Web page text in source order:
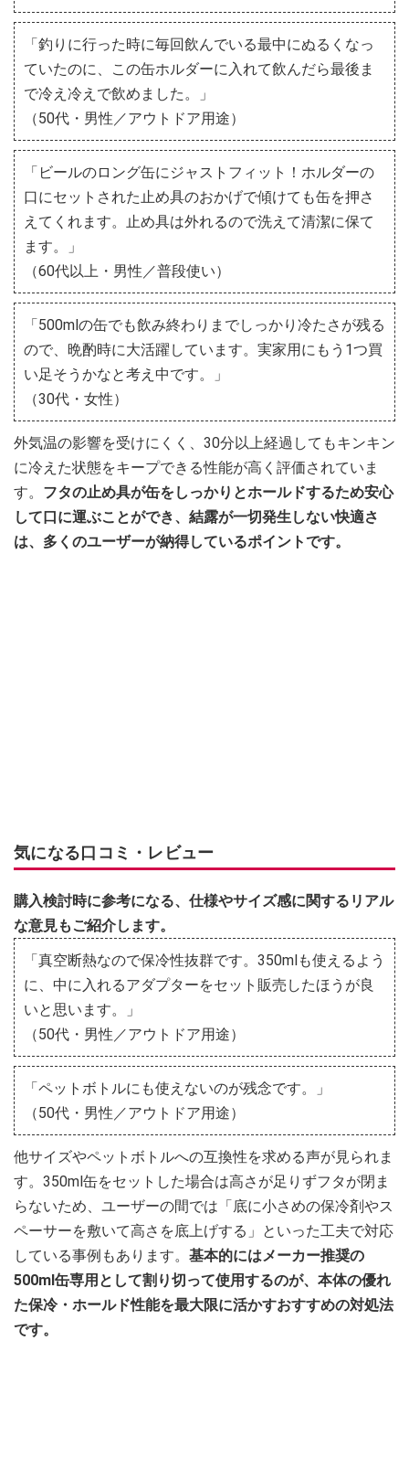
「釣りに行った時に毎回飲んでいる最中にぬるくなっ
ていたのに、この缶ホルダーに入れて飲んだら最後ま
で冷え冷えで飲めました。」
（50代・男性／アウトドア用途）
「ビールのロング缶にジャストフィット！ホルダーの
口にセットされた止め具のおかげで傾けても缶を押さ
えてくれます。止め具は外れるので洗えて清潔に保て
ます。」
（60代以上・男性／普段使い）
「500mlの缶でも飲み終わりまでしっかり冷たさが残る
ので、晩酌時に大活躍しています。実家用にもう1つ買
い足そうかなと考え中です。」
（30代・女性）
外気温の影響を受けにくく、30分以上経過してもキンキン
に冷えた状態をキープできる性能が高く評価されていま
す。 フタの止め具が缶をしっかりとホールドするため安心
して口に運ぶことができ、結露が一切発生しない快適さ
は、多くのユーザーが納得しているポイントです。
気になる口コミ・レビュー
購入検討時に参考になる、仕様やサイズ感に関するリアル
な意見もご紹介します。
「真空断熱なので保冷性抜群です。350mlも使えるよう
に、中に入れるアダプターをセット販売したほうが良
いと思います。」
（50代・男性／アウトドア用途）
「ペットボトルにも使えないのが残念です。」
（50代・男性／アウトドア用途）
他サイズやペットボトルへの互換性を求める声が見られま
す。350ml缶をセットした場合は高さが足りずフタが閉ま
らないため、ユーザーの間では「底に小さめの保冷剤やス
ペーサーを敷いて高さを底上げする」といった工夫で対応
している事例もあります。 基本的にはメーカー推奨の
500ml缶専用として割り切って使用するのが、本体の優れ
た保冷・ホールド性能を最大限に活かすおすすめの対処法
です。